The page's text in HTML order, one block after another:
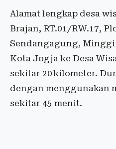
Alamat lengkap desa
Brajan, RT.01/RW.17,
Sendangagung,
Kota Jogja ke Desa
sekitar 20 kilometer.
dengan menggunakan
sekitar 45 menit.